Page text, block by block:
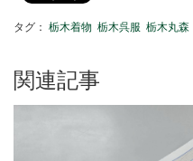
タグ： 栃木着物 栃木呉服 栃木丸森
関連記事